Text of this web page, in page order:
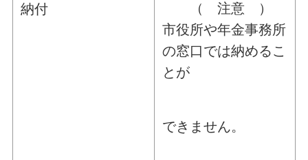
納付
（ 注意 ）
市役所や年金事務所
の窓口では納めるこ
とが
できません。